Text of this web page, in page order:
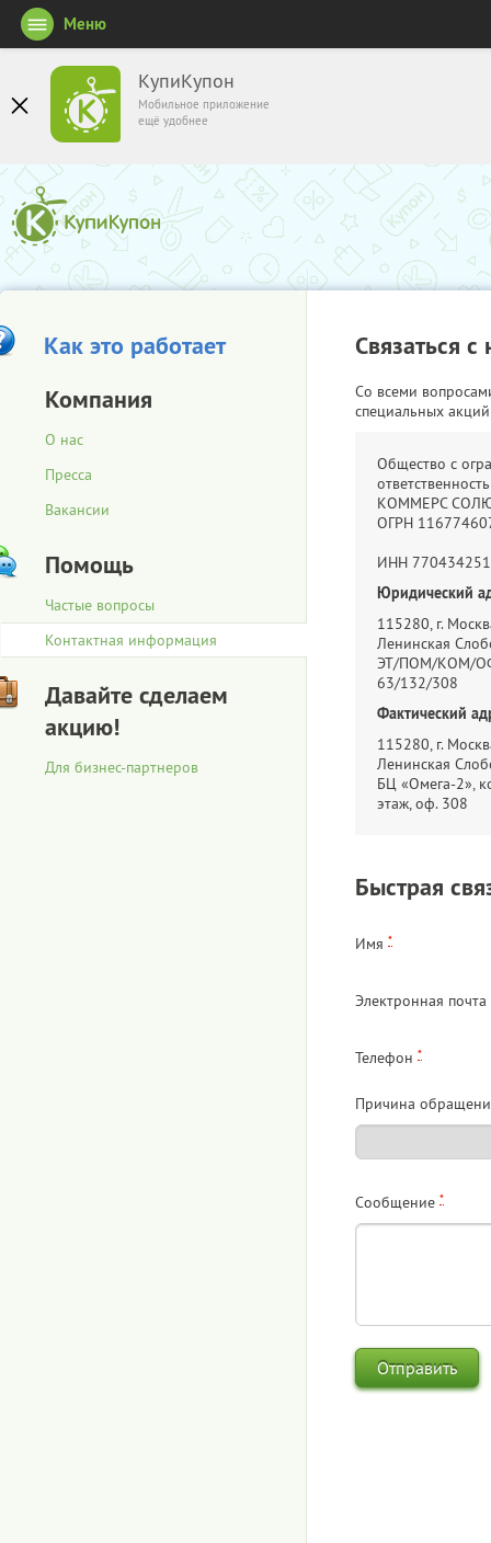
КупиКупон
Мобильное приложение
ещё удобнее
Меню
Как это работает
Компания
О нас
Пресса
Вакансии
Помощь
Частые вопросы
Контактная информация
Давайте сделаем
акцию!
Для бизнес-партнеров
Связаться с
Со всеми
специальных
Общество с
КОММЕРС
ОГРН
ИНН
Юридический
115280, г.
Ленинская
ЭТ/ПОМ/КОМ/
63/132/308
Фактический
115280, г.
Ленинская
БЦ «Омега-2»,
этаж, оф. 308
Быстрая
*
Имя
Электронная почта
*
Телефон
Причина
*
Сообщение